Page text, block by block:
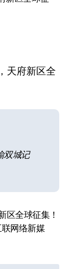
双城记
区全球征集！
网络新媒